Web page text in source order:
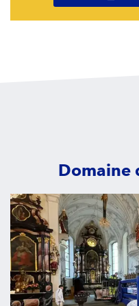
Domaine